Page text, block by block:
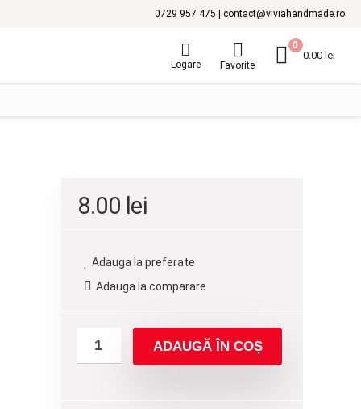
0729 957 475 | contact@viviahandmade.ro
Logare Favorite
0
0.00 lei
8.00 lei
Adauga la preferate
Adauga la comparare
ADAUGĂ ÎN COȘ